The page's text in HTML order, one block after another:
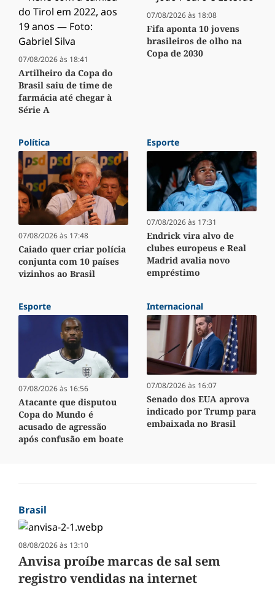
07/08/2026 às 18:41
Artilheiro da Copa do
Brasil saiu de time de
farmácia até chegar à
Série A
07/08/2026 às 18:08
Fifa aponta 10 jovens
brasileiros de olho na
Copa de 2030
Política
07/08/2026 às 17:48
Caiado quer criar polícia
conjunta com 10 países
vizinhos ao Brasil
Esporte
07/08/2026 às 17:31
Endrick vira alvo de
clubes europeus e Real
Madrid avalia novo
empréstimo
Esporte
07/08/2026 às 16:56
Atacante que disputou
Copa do Mundo é
acusado de agressão
após confusão em boate
Internacional
07/08/2026 às 16:07
Senado dos EUA aprova
indicado por Trump para
embaixada no Brasil
Brasil
08/08/2026 às 13:10
Anvisa proíbe marcas de sal sem
registro vendidas na internet